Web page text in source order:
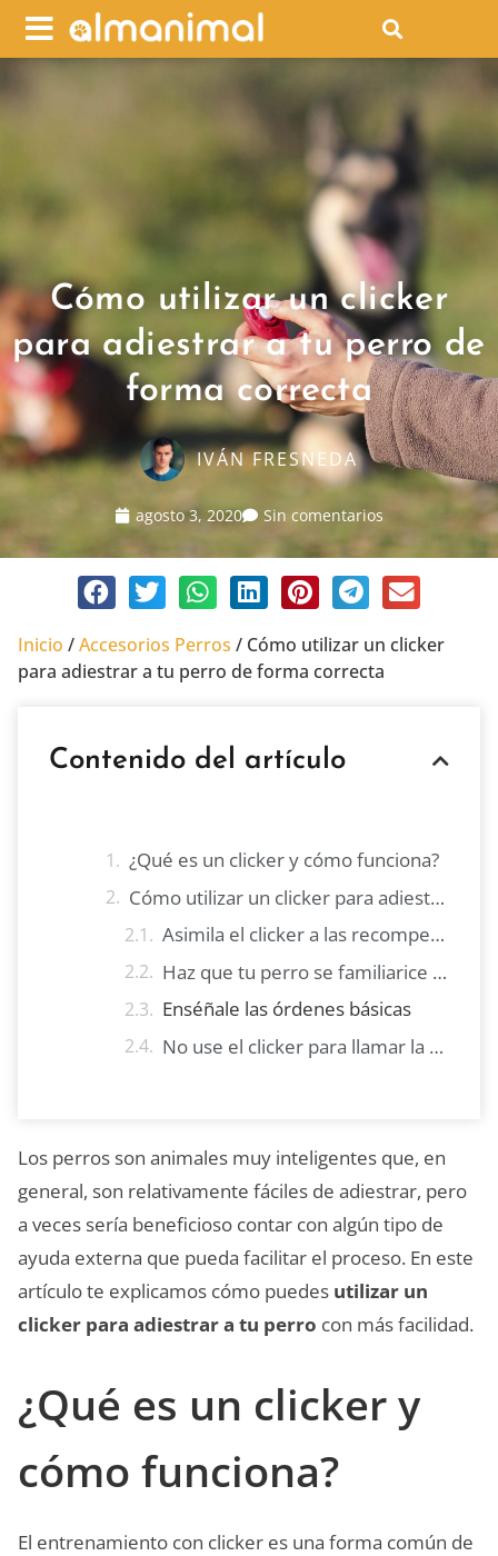
Cómo utilizar un clicker
para adiestrar a tu perro de
forma correcta
IVÁN FRESNEDA
agosto 3, 2020 Sin comentarios
Inicio /Accesorios Perros / Cómo utilizar un clicker
para adiestrar a tu perro de forma correcta
Contenido del artículo
¿Qué es un clicker y cómo funciona?
Cómo utilizar un clicker para adiestrar a tu perro
Asimila el clicker a las recompensas
Haz que tu perro se familiarice con el sonido del clicker
Enséñale las órdenes básicas
No use el clicker para llamar la atención de tu perro
Los perros son animales muy inteligentes que, en
general, son relativamente fáciles de adiestrar, pero
a veces sería beneficioso contar con algún tipo de
ayuda externa que pueda facilitar el proceso. En este
artículo te explicamos cómo puedes utilizar un
clicker para adiestrar a tu perro con más facilidad.
¿Qué es un clicker y
cómo funciona?
El entrenamiento con clicker es una forma común de